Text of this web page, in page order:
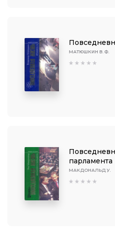
МАТЮШКИН В. Ф.
парламента
МАКДОНАЛЬД У.